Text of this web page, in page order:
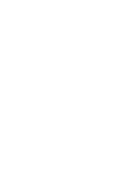
АКБ для
пожарных
Электро и